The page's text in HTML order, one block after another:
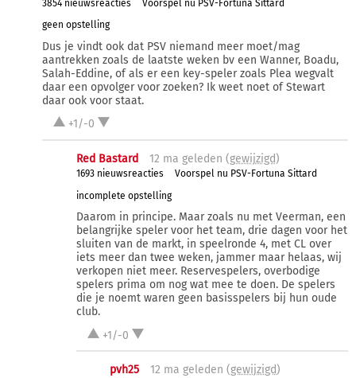
3854 nieuwsreacties
Voorspel nu PSV-Fortuna Sittard
geen opstelling
Dus je vindt ook dat PSV niemand meer moet/mag
aantrekken zoals de laatste weken bv een Wanner, Boadu,
Salah-Eddine, of als er een key-speler zoals Plea wegvalt
daar een opvolger voor zoeken? Ik weet noet of Stewart
daar ook voor staat.
+1/-0
Red Bastard 12 ma geleden (gewijzigd)
1693 nieuwsreacties
Voorspel nu PSV-Fortuna Sittard
incomplete opstelling
Daarom in principe. Maar zoals nu met Veerman, een
belangrijke speler voor het team, drie dagen voor het
sluiten van de markt, in speelronde 4, met CL over
iets meer dan twee weken, jammer maar helaas, wij
verkopen niet meer. Reservespelers, overbodige
spelers prima om nog wat mee te doen. De spelers
die je noemt waren geen basisspelers bij hun oude
club.
+1/-0
pvh25 12 ma geleden (gewijzigd)